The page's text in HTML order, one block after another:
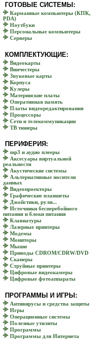
ГОТОВЫЕ СИСТЕМЫ:
Карманные компьютеры (КПК,
PDA)
Ноутбуки
Персональные компьютеры
Серверы
КОМПЛЕКТУЮЩИЕ:
Видеокарты
Винчестеры
Звуковые карты
Корпуса
Кулеры
Материнские платы
Оперативная память
Платы видеоредактирования
Процессоры
Сети и телекоммуникации
ТВ тюнеры
ПЕРИФЕРИЯ:
mp3 и аудио плееры
Аксесуары виртуальной
реальности
Акустические системы
Альтернативные носители
данных
Видеопроекторы
Графические планшеты
Джойстики, рули...
Источники бесперебойного
питания и блоки питания
Клавиатуры
Лазерные принтеры
Модемы
Мониторы
Мыши
Приводы CDROM/CDRW/DVD
Сканеры
Струйные принтеры
Цифровые видеокамеры
Цифровые фотоаппараты
ПРОГРАММЫ И ИГРЫ:
Антивирусы и средства защиты
Игры
Операционные системы
Полезные утилиты
Программы
Программы для Интернета